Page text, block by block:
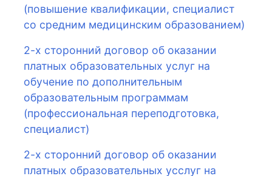
(повышение квалификации, специалист
со средним медицинским образованием)
2-х сторонний договор об оказании
платных образовательных услуг на
обучение по дополнительным
образовательным программам
(профессиональная переподготовка,
специалист)
2-х сторонний договор об оказании
платных образовательных усслуг на